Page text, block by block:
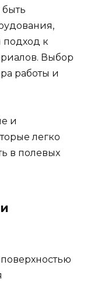
к
Выбор
работы и
и
легко
в полевых